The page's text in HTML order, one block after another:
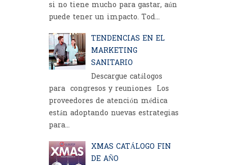
si no tiene mucho para gastar, aún
puede tener un impacto. Tod...
TENDENCIAS EN EL
MARKETING
SANITARIO
Descargue catálogos
para congresos y reuniones Los
proveedores de atención médica
están adoptando nuevas estrategias
para...
XMAS CATÁLOGO FIN
DE AÑO